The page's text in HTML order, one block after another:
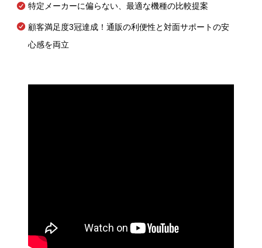
特定メーカーに偏らない、最適な機種の比較提案
顧客満足度3冠達成！通販の利便性と対面サポートの安
心感を両立